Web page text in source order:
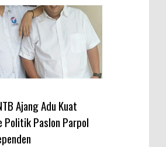
Ajang Adu Kuat
Politik Paslon Parpol